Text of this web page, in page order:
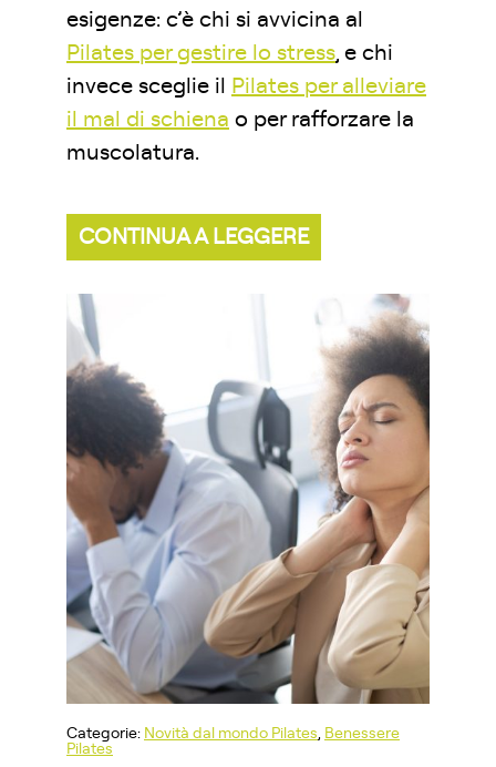
esigenze: c’è chi si avvicina al
Pilates per gestire lo stress, e chi
invece sceglie il
Pilates per alleviare
il mal di schiena o per rafforzare la
muscolatura.
CONTINUA A LEGGERE
Categorie: Novità dal mondo Pilates, Benessere
Pilates